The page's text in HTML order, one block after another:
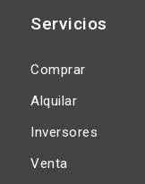
Servicios
Comprar
Alquilar
Inversores
Venta